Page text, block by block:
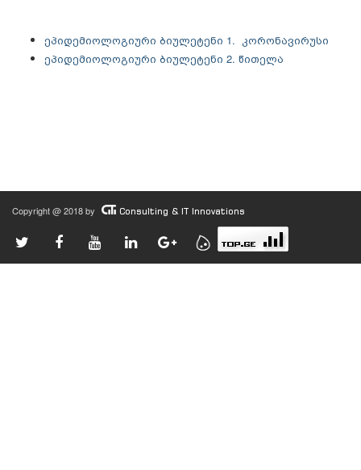
ეპიდემიოლოგიური ბიულეტენი 1. კორონავირუსი
ეპიდემიოლოგიური ბიულეტენი 2. წითელა
Copyright @ 2018 by Consulting & IT Innovations